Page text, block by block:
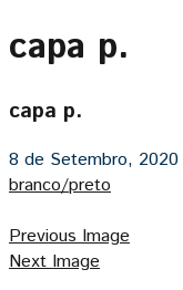
capa p.
capa p.
8 de Setembro, 2020
branco/preto
Previous Image
Next Image